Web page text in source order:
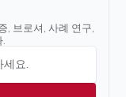
, 브로셔, 사례 연구,
요.